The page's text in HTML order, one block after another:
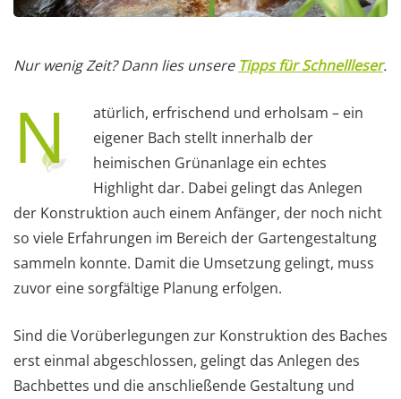
Nur wenig Zeit? Dann lies unsere Tipps für Schnellleser.
N
atürlich, erfrischend und erholsam – ein
eigener Bach stellt innerhalb der
heimischen Grünanlage ein echtes
Highlight dar. Dabei gelingt das Anlegen
der Konstruktion auch einem Anfänger, der noch nicht
so viele Erfahrungen im Bereich der Gartengestaltung
sammeln konnte. Damit die Umsetzung gelingt, muss
zuvor eine sorgfältige Planung erfolgen.
Sind die Vorüberlegungen zur Konstruktion des Baches
erst einmal abgeschlossen, gelingt das Anlegen des
Bachbettes und die anschließende Gestaltung und